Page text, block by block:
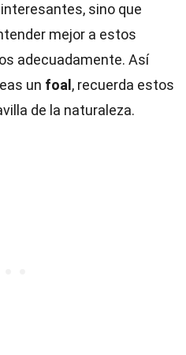
sino que
mejor a estos
adecuadamente. Así
un foal , recuerda estos
de la naturaleza.